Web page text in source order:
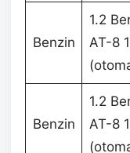
Benzin
1.2
AT-8
Benzin
1.2
AT-8